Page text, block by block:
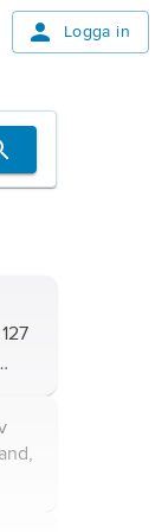
Logga in